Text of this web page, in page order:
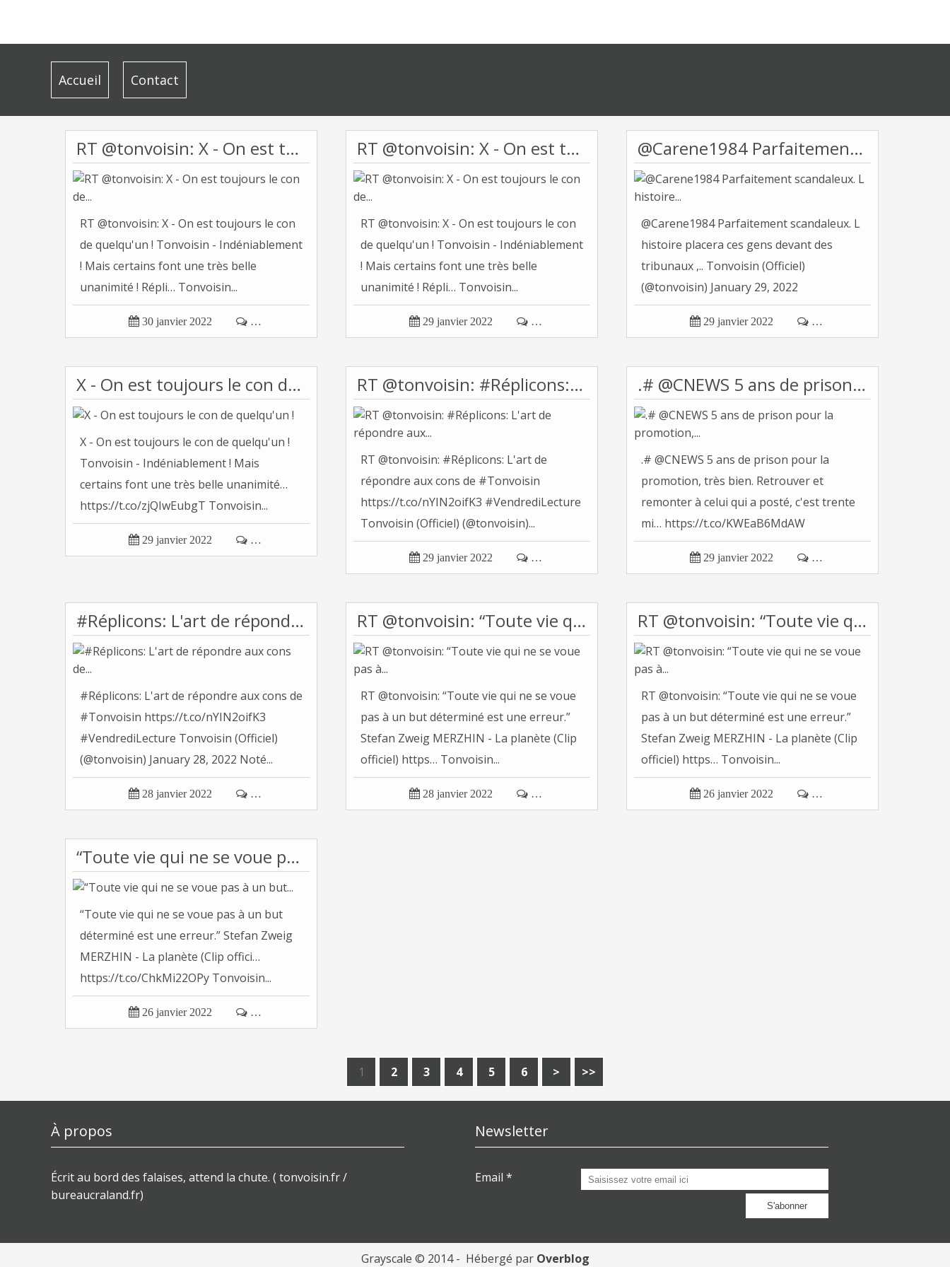
Accueil Contact
RT @tonvoisin: X - On est toujours le con de...
RT @tonvoisin: X - On est toujours le con
de quelqu'un ! Tonvoisin - Indéniablement
! Mais certains font une très belle
unanimité ! Répli… Tonvoisin...
 30 janvier 2022  …
RT @tonvoisin: X - On est toujours le con de...
RT @tonvoisin: X - On est toujours le con
de quelqu'un ! Tonvoisin - Indéniablement
! Mais certains font une très belle
unanimité ! Répli… Tonvoisin...
 29 janvier 2022  …
@Carene1984 Parfaitement scandaleux. L histoire...
@Carene1984 Parfaitement scandaleux. L
histoire placera ces gens devant des
tribunaux ,.. Tonvoisin (Officiel)
(@tonvoisin) January 29, 2022
 29 janvier 2022  …
X - On est toujours le con de quelqu'un !
X - On est toujours le con de quelqu'un !
Tonvoisin - Indéniablement ! Mais
certains font une très belle unanimité…
https://t.co/zjQIwEubgT Tonvoisin...
 29 janvier 2022  …
RT @tonvoisin: #Réplicons: L'art de répondre aux...
RT @tonvoisin: #Réplicons: L'art de
répondre aux cons de #Tonvoisin
https://t.co/nYIN2oifK3 #VendrediLecture
Tonvoisin (Officiel) (@tonvoisin)...
 29 janvier 2022  …
.# @CNEWS 5 ans de prison pour la promotion,...
.# @CNEWS 5 ans de prison pour la
promotion, très bien. Retrouver et
remonter à celui qui a posté, c'est trente
mi… https://t.co/KWEaB6MdAW
Tonvoisin...
 29 janvier 2022  …
#Réplicons: L'art de répondre aux cons de...
#Réplicons: L'art de répondre aux cons de
#Tonvoisin https://t.co/nYIN2oifK3
#VendrediLecture Tonvoisin (Officiel)
(@tonvoisin) January 28, 2022 Noté...
 28 janvier 2022  …
RT @tonvoisin: “Toute vie qui ne se voue pas à...
RT @tonvoisin: “Toute vie qui ne se voue
pas à un but déterminé est une erreur.”
Stefan Zweig MERZHIN - La planète (Clip
officiel) https… Tonvoisin...
 28 janvier 2022  …
RT @tonvoisin: “Toute vie qui ne se voue pas à...
RT @tonvoisin: “Toute vie qui ne se voue
pas à un but déterminé est une erreur.”
Stefan Zweig MERZHIN - La planète (Clip
officiel) https… Tonvoisin...
 26 janvier 2022  …
“Toute vie qui ne se voue pas à un but...
“Toute vie qui ne se voue pas à un but
déterminé est une erreur.” Stefan Zweig
MERZHIN - La planète (Clip offici…
https://t.co/ChkMi22OPy Tonvoisin...
 26 janvier 2022  …
1 2 3 4 5 6 > >>
À propos
Écrit au bord des falaises, attend la chute. ( tonvoisin.fr /
bureaucraland.fr)
Newsletter
Email
Grayscale © 2014 - Hébergé par Overblog